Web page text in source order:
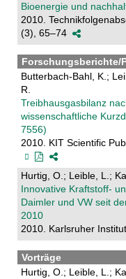
Bioenergie und
2010.
(3), 65–74
Forschungsberichte/
Butterbach-Bahl, K.;
R.
Treibhausgasbilanz
wissenschaftliche
7556)
2010. KIT Scientific
Hurtig, O.; Leible, L.;
Innovative Kraftstoff-
Daimler und VW seit
2010
2010. Karlsruher
Vorträge
Hurtig, O.; Leible, L.;